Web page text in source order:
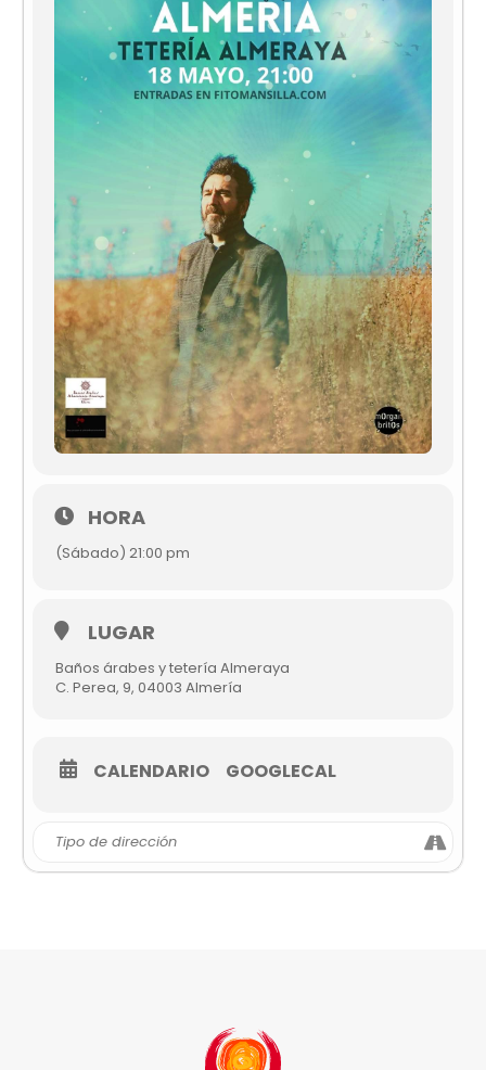
HORA
(Sábado) 21:00 pm
LUGAR
Baños árabes y tetería Almeraya
C. Perea, 9, 04003 Almería
CALENDARIO GOOGLECAL